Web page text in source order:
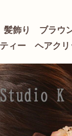
髪飾り ブ
ィー ヘアク